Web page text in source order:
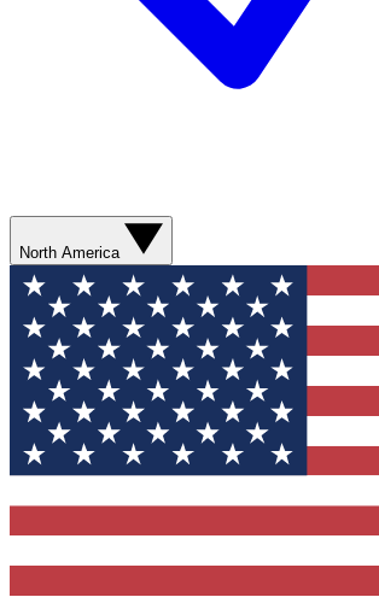
North America